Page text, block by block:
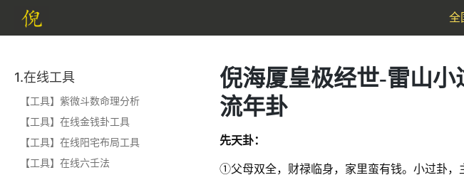
全
1.在线工具
【工具】紫微斗数命理分析
【工具】在线金钱卦工具
【工具】在线阳宅布局工具
【工具】在线六壬法
倪海厦皇极经世-雷山小
流年卦
先天卦：
①父母双全，财禄临身，家里蛮有钱。小过卦，